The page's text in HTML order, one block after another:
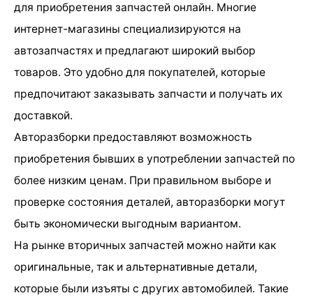
для приобретения запчастей онлайн. Многие
интернет-магазины специализируются на
автозапчастях и предлагают широкий выбор
товаров. Это удобно для покупателей, которые
предпочитают заказывать запчасти и получать их
доставкой.
Авторазборки предоставляют возможность
приобретения бывших в употреблении запчастей по
более низким ценам. При правильном выборе и
проверке состояния деталей, авторазборки могут
быть экономически выгодным вариантом.
На рынке вторичных запчастей можно найти как
оригинальные, так и альтернативные детали,
которые были изъяты с других автомобилей. Такие